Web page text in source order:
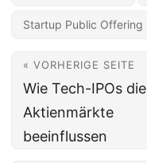
Startup Public Offering
« VORHERIGE SEITE
Wie Tech-IPOs die
Aktienmärkte
beeinflussen